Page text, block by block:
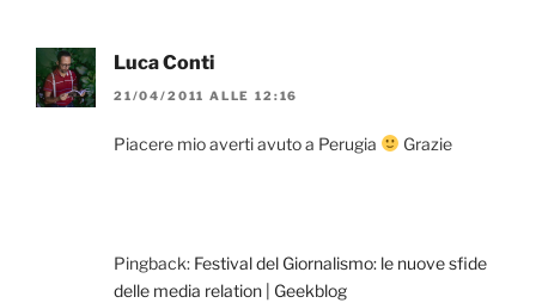
Luca Conti
21/04/2011 ALLE 12:16
Piacere mio averti avuto a Perugia Grazie
Pingback: Festival del Giornalismo: le nuove sfide
delle media relation | Geekblog